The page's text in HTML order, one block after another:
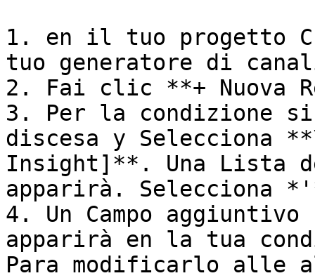
1. en il tuo progetto
tuo generatore di
2. Fai clic **+ Nuova
3. Per la condizione
discesa y Selecciona
Insight]**. Una Lista
apparirà. Selecciona
4. Un Campo
apparirà en la tua
Para modificarlo